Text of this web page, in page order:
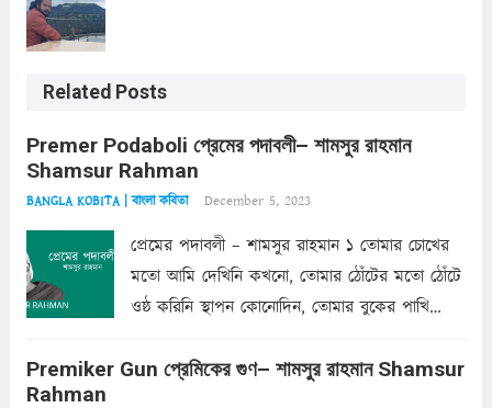
Related Posts
Premer Podaboli প্রেমের পদাবলী– শামসুর রাহমান
Shamsur Rahman
BANGLA KOBITA | বাংলা কবিতা December 5, 2023
প্রেমের পদাবলী – শামসুর রাহমান ১ তোমার চোখের
মতো আমি দেখিনি কখনো, তোমার ঠোঁটের মতো ঠোঁটে
ওষ্ঠ করিনি স্থাপন কোনোদিন, তোমার বুকের পাখি
কোথাও কি এরকম ছায়া দেয় ক্লান্তির প্রহরে? মুছে
Premiker Gun প্রেমিকের গুণ– শামসুর রাহমান Shamsur
Rahman